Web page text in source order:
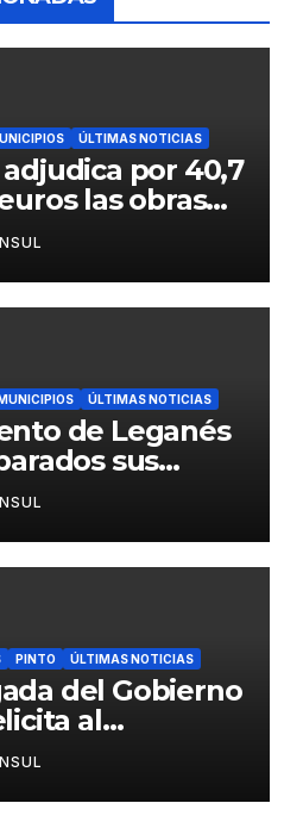
ÚLTIMAS NOTICIAS
por 40,7
las obras
accesibilidad
público en la
ÚLTIMAS NOTICIAS
de Leganés
sus
seguridad y
las Fiestas
PINTO ÚLTIMAS NOTICIAS
del Gobierno
al
de Pinto por
de seguridad
Patronales